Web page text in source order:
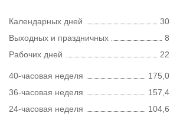
Календарных дней
30
Выходных и праздничных
8
Рабочих дней
22
40-часовая неделя
175,0
36-часовая неделя
157,4
24-часовая неделя
104,6